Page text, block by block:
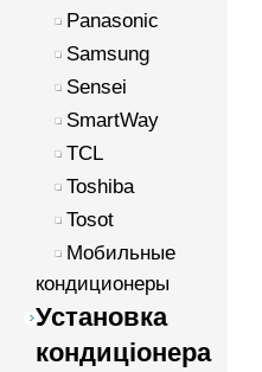
Panasonic
Samsung
Sensei
SmartWay
TCL
Toshiba
Tosot
Мобильные
кондиционеры
Установка
кондиціонера